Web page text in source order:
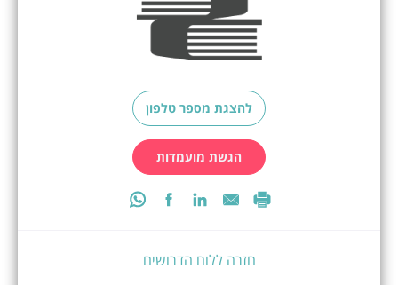
להצגת מספר טלפון
הגשת מועמדות
חזרה ללוח הדרושים